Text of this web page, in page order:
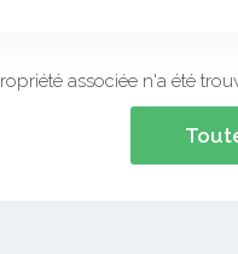
associée n'a été